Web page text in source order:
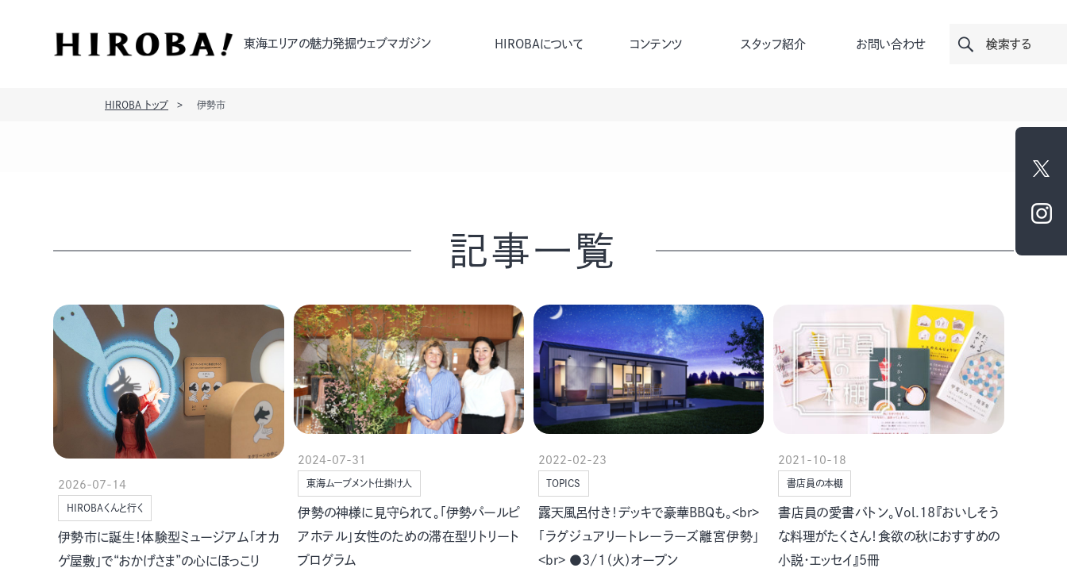
東海エリアの魅力発掘ウェブマガジン HIROBAについて コンテンツ スタッフ紹介 お問い合わせ 検索する
HIROBA トップ 伊勢市
記事一覧
2026-07-14
HIROBAくんと行く
伊勢市に誕生！体験型ミュージアム「オカ
ゲ屋敷」で“おかげさま”の心にほっこり
2024-07-31
東海ムーブメント仕掛け人
伊勢の神様に見守られて。「伊勢パールピ
アホテル」女性のための滞在型リトリート
プログラム
2022-02-23
TOPICS
露天風呂付き！デッキで豪華BBQも。<br>
「ラグジュアリートレーラーズ離宮伊勢」
<br> ●3/1（火）オープン
2021-10-18
書店員の本棚
書店員の愛書バトン。Vol.18『おいしそう
な料理がたくさん！食欲の秋におすすめの
小説・エッセイ』5冊